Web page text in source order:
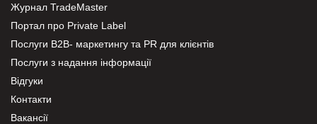
Журнал TradeMaster
Портал про Private Label
Послуги В2В- маркетингу та PR для клієнтів
Послуги з надання інформації
Відгуки
Контакти
Вакансії